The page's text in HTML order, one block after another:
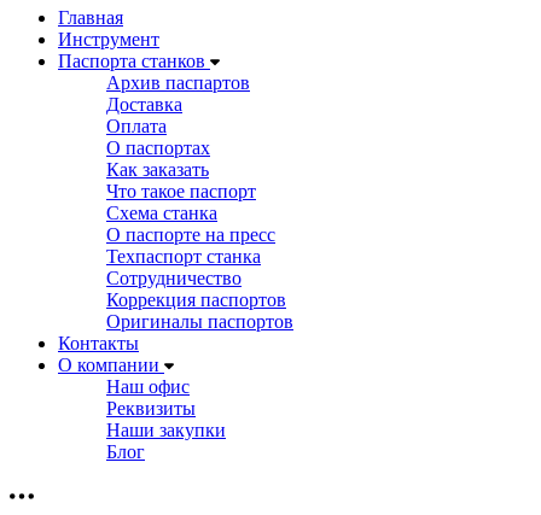
Главная
Инструмент
Паспорта станков
Архив паспартов
Доставка
Оплата
О паспортах
Как заказать
Что такое паспорт
Схема станка
О паспорте на пресс
Техпаспорт станка
Сотрудничество
Коррекция паспортов
Оригиналы паспортов
Контакты
О компании
Наш офис
Реквизиты
Наши закупки
Блог